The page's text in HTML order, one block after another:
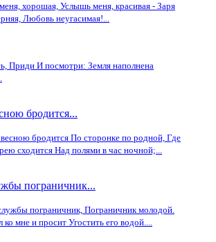
хорошая, Услышь меня, красивая - Заря
Любовь неугасимая!...
Приди И посмотри: Земля наполнена
бродится...
бродится По сторонке по родной, Где
сходится Над полями в час ночной;...
пограничник...
пограничник, Пограничник молодой.
мне и просит Угостить его водой....